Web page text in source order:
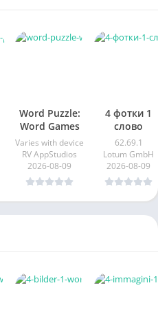
Word Puzzle:
Word Games
Varies with device
RV AppStudios
2026-08-09
4 фотки 1
слово
62.69.1
Lotum GmbH
2026-08-09